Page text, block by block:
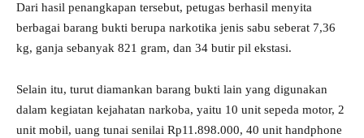
Dari hasil penangkapan tersebut, petugas berhasil menyita
berbagai barang bukti berupa narkotika jenis sabu seberat 7,36
kg, ganja sebanyak 821 gram, dan 34 butir pil ekstasi.
Selain itu, turut diamankan barang bukti lain yang digunakan
dalam kegiatan kejahatan narkoba, yaitu 10 unit sepeda motor, 2
unit mobil, uang tunai senilai Rp11.898.000, 40 unit handphone